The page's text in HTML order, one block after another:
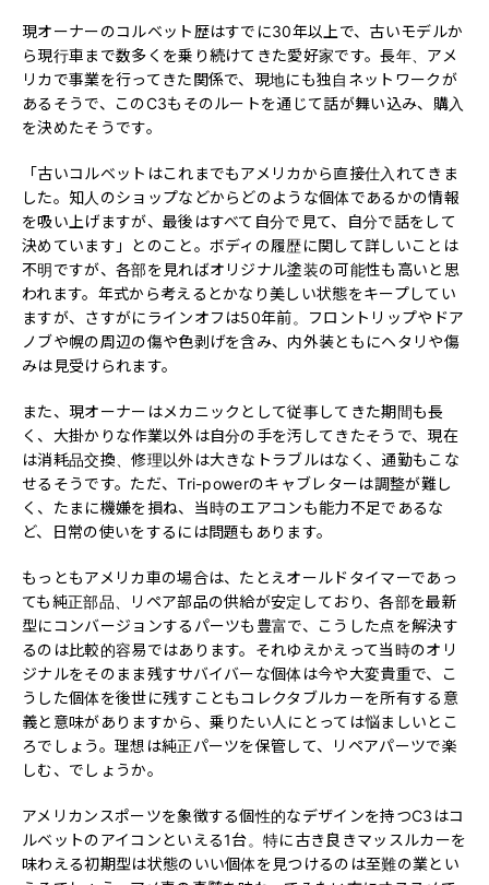
現オーナーのコルベット歴はすでに30年以上で、古いモデルか
ら現行車まで数多くを乗り続けてきた愛好家です。長年、アメ
リカで事業を行ってきた関係で、現地にも独自ネットワークが
あるそうで、このC3もそのルートを通じて話が舞い込み、購入
を決めたそうです。
「古いコルベットはこれまでもアメリカから直接仕入れてきま
した。知人のショップなどからどのような個体であるかの情報
を吸い上げますが、最後はすべて自分で見て、自分で話をして
決めています」とのこと。ボディの履歴に関して詳しいことは
不明ですが、各部を見ればオリジナル塗装の可能性も高いと思
われます。年式から考えるとかなり美しい状態をキープしてい
ますが、さすがにラインオフは50年前。フロントリップやドア
ノブや幌の周辺の傷や色剥げを含み、内外装ともにヘタリや傷
みは見受けられます。
また、現オーナーはメカニックとして従事してきた期間も長
く、大掛かりな作業以外は自分の手を汚してきたそうで、現在
は消耗品交換、修理以外は大きなトラブルはなく、通勤もこな
せるそうです。ただ、Tri-powerのキャブレターは調整が難し
く、たまに機嫌を損ね、当時のエアコンも能力不足であるな
ど、日常の使いをするには問題もあります。
もっともアメリカ車の場合は、たとえオールドタイマーであっ
ても純正部品、リペア部品の供給が安定しており、各部を最新
型にコンバージョンするパーツも豊富で、こうした点を解決す
るのは比較的容易ではあります。それゆえかえって当時のオリ
ジナルをそのまま残すサバイバーな個体は今や大変貴重で、こ
うした個体を後世に残すこともコレクタブルカーを所有する意
義と意味がありますから、乗りたい人にとっては悩ましいとこ
ろでしょう。理想は純正パーツを保管して、リペアパーツで楽
しむ、でしょうか。
アメリカンスポーツを象徴する個性的なデザインを持つC3はコ
ルベットのアイコンといえる1台。特に古き良きマッスルカーを
味わえる初期型は状態のいい個体を見つけるのは至難の業とい